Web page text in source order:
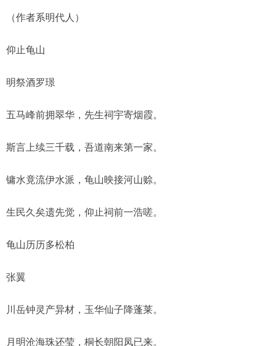
（作者系明代人）
仰止龟山
明祭酒罗璟
五马峰前拥翠华，先生祠宇寄烟霞。
斯言上续三千载，吾道南来第一家。
镛水竟流伊水派，龟山映接河山赊。
生民久矣遗先觉，仰止祠前一浩嗟。
龟山历历多松柏
张翼
川岳钟灵产异材，玉华仙子降蓬莱。
月明沧海珠还莹，桐长朝阳凤已来。